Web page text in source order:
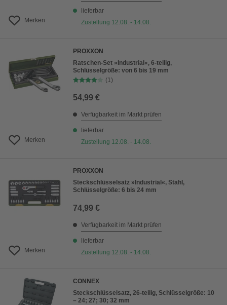
Merken
lieferbar
Zustellung 12.08. - 14.08.
Merken
PROXXON
Ratschen-Set »Industrial«, 6-teilig,
Schlüsselgröße: von 6 bis 19 mm
(1)
54,99 €
Verfügbarkeit im Markt prüfen
lieferbar
Zustellung 12.08. - 14.08.
Merken
PROXXON
Steckschlüsselsatz »Industrial«, Stahl,
Schlüsselgröße: 6 bis 24 mm
74,99 €
Verfügbarkeit im Markt prüfen
lieferbar
Zustellung 12.08. - 14.08.
CONNEX
Steckschlüsselsatz, 26-teilig, Schlüsselgröße: 10
– 24; 27; 30; 32 mm